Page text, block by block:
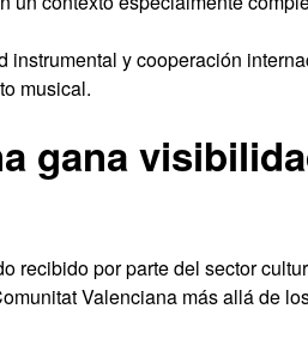
y cooperación
musical.
gana
recibido por parte del sector
Valenciana más allá de